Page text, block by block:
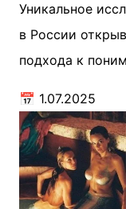
Уникальное
в России
подхода к
📅 1.07.2025